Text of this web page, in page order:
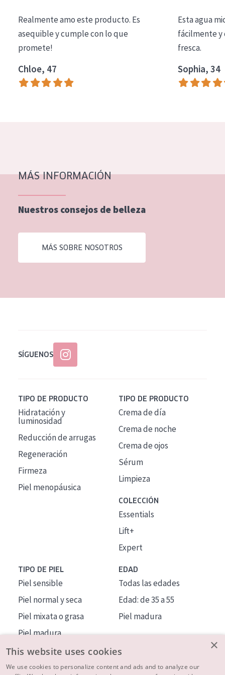
Essentials
Lift+
Expert
Piel madura
Piel menopáusica
EDAD
Realmente amo este producto. Es
asequible y cumple con lo que
promete!
Chloe, 47
Esta agua
fácilmente y
fresca.
Sophia, 34
MÁS INFORMACIÓN
Nuestros consejos de belleza
MÁS SOBRE NOSOTROS
SÍGUENOS
TIPO DE PRODUCTO
Hidratación y
luminosidad
Reducción de arrugas
Regeneración
Firmeza
Piel menopáusica
TIPO DE PRODUCTO
Crema de día
Crema de noche
Crema de ojos
Sérum
Limpieza
COLECCIÓN
Essentials
Lift+
Expert
TIPO DE PIEL
Piel sensible
Piel normal y seca
Piel mixata o grasa
Piel madura
Piel expuesta al sol
Piel menopáusica
EDAD
Todas las edades
Edad: de 35 a 55
Piel madura
×
This website uses cookies
We use cookies to personalize content and ads and to analyze our